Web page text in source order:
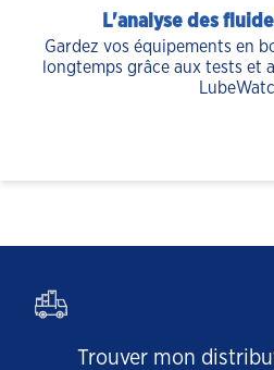
L'analyse des
Gardez vos équipements en
longtemps grâce aux tests et
Trouver mon